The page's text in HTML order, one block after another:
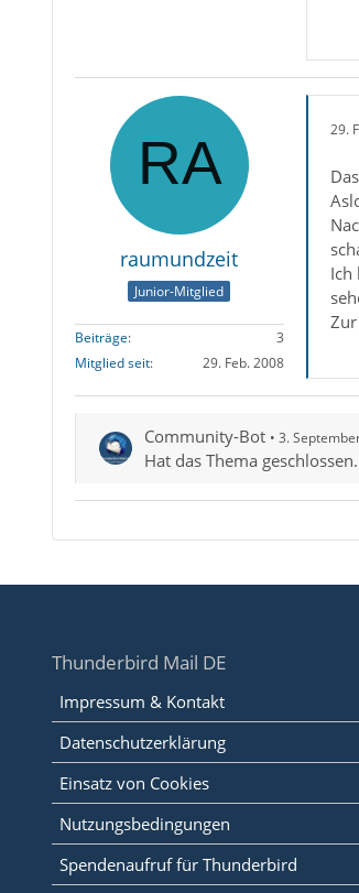
raumundzeit
Junior-Mitglied
Beiträge
3
Mitglied seit
29. Feb. 2008
29.
Ich
Community-Bot 3.
Hat das Thema geschlossen.
Thunderbird Mail DE
Impressum & Kontakt
Datenschutzerklärung
Einsatz von Cookies
Nutzungsbedingungen
Spendenaufruf für Thunderbird